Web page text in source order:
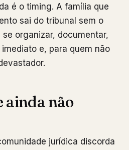
é o timing. A família que
sai do tribunal sem o
organizar, documentar,
e, para quem não
ainda não
jurídica discorda